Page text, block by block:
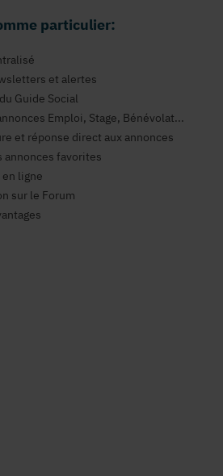
particulier:
et alertes
Guide Social
Emploi, Stage, Bénévolat...
et réponse direct aux annonces
annonces favorites
ligne
sur le Forum